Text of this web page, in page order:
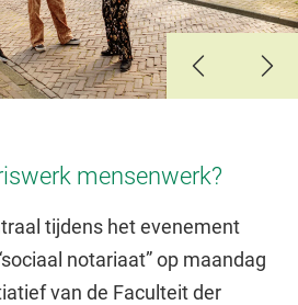
mensenwerk?
tijdens het evenement
notariaat” op maandag
van de Faculteit der